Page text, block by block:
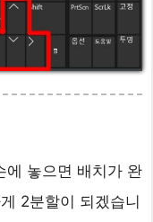
에 놓으면 배치가 완
2분할이 되겠습니